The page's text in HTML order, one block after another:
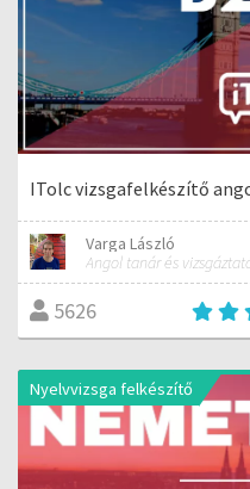
ITolc vizsgafelkészítő
Varga László
Angol tanár és
5626
Nyelvvizsga felkészítő